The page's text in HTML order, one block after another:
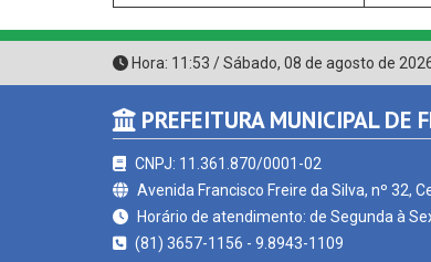
Hora: 11:53 /Sábado, 08 de agosto de
PREFEITURA MUNICIPAL DE
CNPJ: 11.361.870/0001-02
Avenida Francisco Freire da Silva, nº 32,
Horário de atendimento: de Segunda à
(81) 3657-1156 - 9.8943-1109